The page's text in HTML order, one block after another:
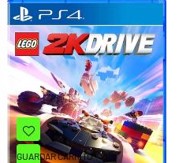
GUARDAR CARRITO